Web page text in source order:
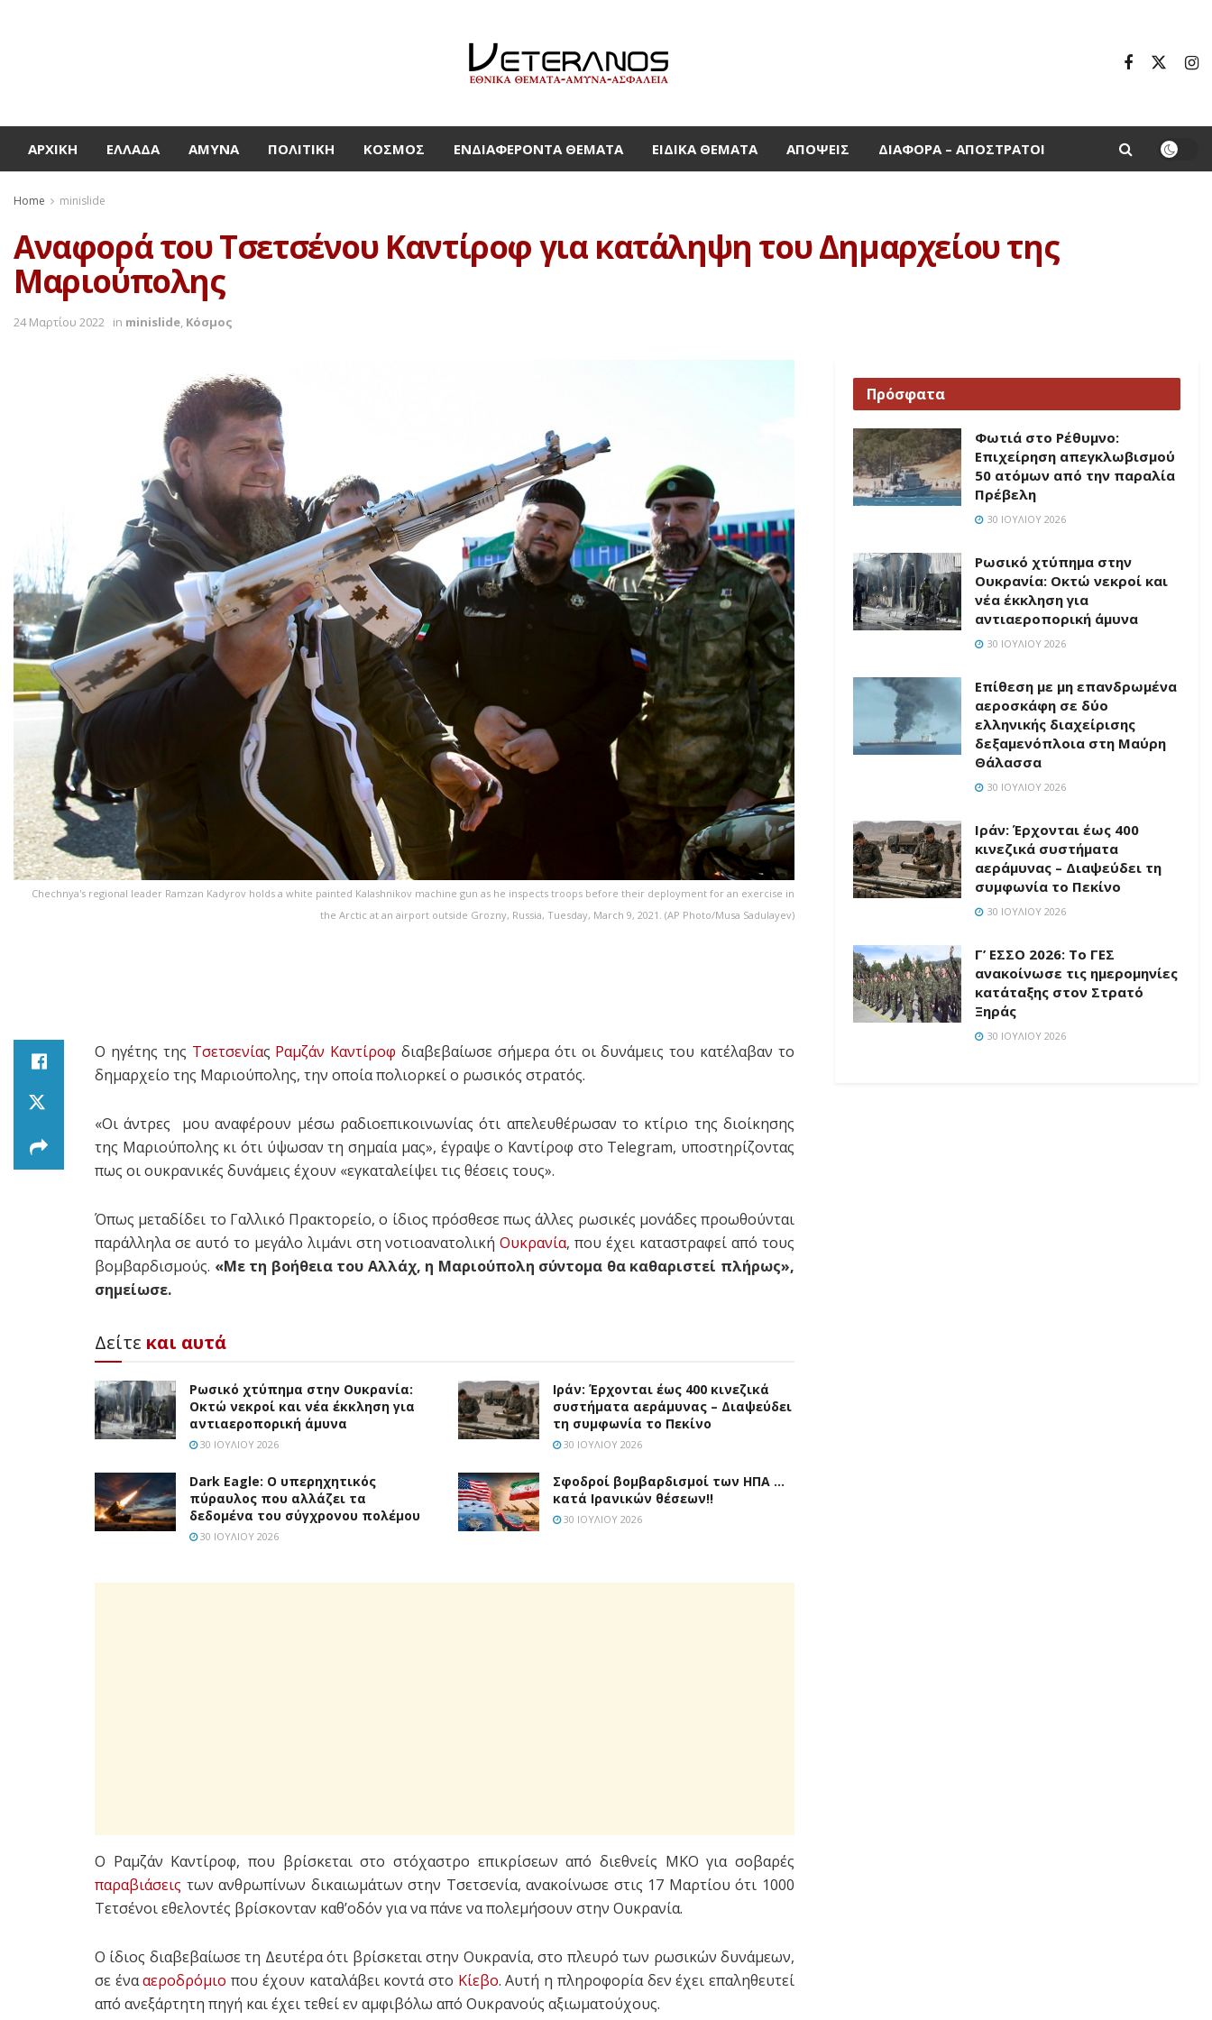
ΑΡΧΙΚΉ ΕΛΛΆΔΑ ΆΜΥΝΑ ΠΟΛΙΤΙΚΉ ΚΌΣΜΟΣ ΕΝΔΙΑΦΈΡΟΝΤΑ ΘΈΜΑΤΑ ΕΙΔΙΚΆ ΘΈΜΑΤΑ ΑΠΌΨΕΙΣ ΔΙΆΦΟΡΑ – ΑΠΌΣΤΡΑΤΟΙ
Home minislide
Αναφορά του Τσετσένου Καντίροφ για κατάληψη του Δημαρχείου της
Μαριούπολης
24 Μαρτίου 2022 in minislide, Κόσμος
Chechnya's regional leader Ramzan Kadyrov holds a white painted Kalashnikov machine gun as he inspects troops before their deployment for an exercise in
the Arctic at an airport outside Grozny, Russia, Tuesday, March 9, 2021. (AP Photo/Musa Sadulayev)
Ο ηγέτης της Τσετσενίας Ραμζάν Καντίροφ διαβεβαίωσε σήμερα ότι οι δυνάμεις του κατέλαβαν το
δημαρχείο της Μαριούπολης, την οποία πολιορκεί ο ρωσικός στρατός.
«Οι άντρες μου αναφέρουν μέσω ραδιοεπικοινωνίας ότι απελευθέρωσαν το κτίριο της διοίκησης
της Μαριούπολης κι ότι ύψωσαν τη σημαία μας», έγραψε ο Καντίροφ στο Telegram, υποστηρίζοντας
πως οι ουκρανικές δυνάμεις έχουν «εγκαταλείψει τις θέσεις τους».
Όπως μεταδίδει το Γαλλικό Πρακτορείο, ο ίδιος πρόσθεσε πως άλλες ρωσικές μονάδες προωθούνται
παράλληλα σε αυτό το μεγάλο λιμάνι στη νοτιοανατολικήΟυκρανία, που έχει καταστραφεί από τους
βομβαρδισμούς. «Με τη βοήθεια του Αλλάχ, η Μαριούπολη σύντομα θα καθαριστεί πλήρως»,
σημείωσε.
Δείτε και αυτά
Ρωσικό χτύπημα στην Ουκρανία:
Οκτώ νεκροί και νέα έκκληση για
αντιαεροπορική άμυνα
30 ΙΟΥΛΊΟΥ 2026
Ιράν: Έρχονται έως 400 κινεζικά
συστήματα αεράμυνας – Διαψεύδει
τη συμφωνία το Πεκίνο
30 ΙΟΥΛΊΟΥ 2026
Dark Eagle: Ο υπερηχητικός
πύραυλος που αλλάζει τα
δεδομένα του σύγχρονου πολέμου
30 ΙΟΥΛΊΟΥ 2026
Σφοδροί βομβαρδισμοί των ΗΠΑ …
κατά Ιρανικών θέσεων!!
30 ΙΟΥΛΊΟΥ 2026
Ο Ραμζάν Καντίροφ, που βρίσκεται στο στόχαστρο επικρίσεων από διεθνείς ΜΚΟ για σοβαρές
παραβιάσεις των ανθρωπίνων δικαιωμάτων στην Τσετσενία, ανακοίνωσε στις 17 Μαρτίου ότι 1000
Τετσένοι εθελοντές βρίσκονταν καθ’οδόν για να πάνε να πολεμήσουν στην Ουκρανία.
Ο ίδιος διαβεβαίωσε τη Δευτέρα ότι βρίσκεται στην Ουκρανία, στο πλευρό των ρωσικών δυνάμεων,
σε ένααεροδρόμιο που έχουν καταλάβει κοντά στο Κίεβο. Αυτή η πληροφορία δεν έχει επαληθευτεί
από ανεξάρτητη πηγή και έχει τεθεί εν αμφιβόλω από Ουκρανούς αξιωματούχους.
Πρόσφατα
Φωτιά στο Ρέθυμνο:
Επιχείρηση απεγκλωβισμού
50 ατόμων από την παραλία
Πρέβελη
30 ΙΟΥΛΊΟΥ 2026
Ρωσικό χτύπημα στην
Ουκρανία: Οκτώ νεκροί και
νέα έκκληση για
αντιαεροπορική άμυνα
30 ΙΟΥΛΊΟΥ 2026
Επίθεση με μη επανδρωμένα
αεροσκάφη σε δύο
ελληνικής διαχείρισης
δεξαμενόπλοια στη Μαύρη
Θάλασσα
30 ΙΟΥΛΊΟΥ 2026
Ιράν: Έρχονται έως 400
κινεζικά συστήματα
αεράμυνας – Διαψεύδει τη
συμφωνία το Πεκίνο
30 ΙΟΥΛΊΟΥ 2026
Γ’ ΕΣΣΟ 2026: Το ΓΕΣ
ανακοίνωσε τις ημερομηνίες
κατάταξης στον Στρατό
Ξηράς
30 ΙΟΥΛΊΟΥ 2026